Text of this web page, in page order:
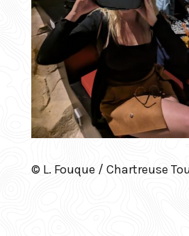
© L. Fouque / Chartreuse